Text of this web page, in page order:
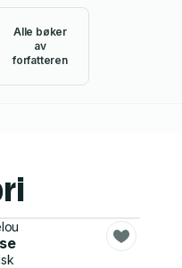
Alle bøker
av
forfatteren